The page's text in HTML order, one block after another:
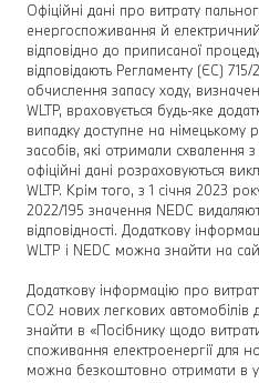
Офіційні дані про витрату
енергоспоживання й
відповідно до приписаної
відповідають Регламенту (ЄС) 715/
обчислення запасу ходу,
WLTP, враховується будь-яке
випадку доступне на німецькому
засобів, які отримали схвалення з
офіційні дані розраховуються
WLTP. Крім того, з 1 січня 2023
2022/195 значення NEDC
відповідності. Додаткову
WLTP і NEDC можна знайти на
Додаткову інформацію про
CO2 нових легкових
знайти в «Посібнику щодо
споживання електроенергії для
можна безкоштовно отримати в